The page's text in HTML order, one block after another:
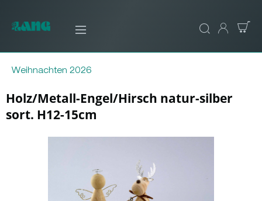
Weihnachten 2026
Holz/Metall-Engel/Hirsch natur-silber
sort. H12-15cm